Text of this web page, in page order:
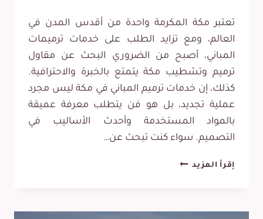
تعتبر مكة المكرمة واحدة من أقدس المدن في
العالم، ومع تزايد الطلب على خدمات ترميمات
المباني، أصبح من الضروري البحث عن مقاول
ترميم وتشطيب مكة يتمتع بالخبرة والاحترافية.
كذلك، إن خدمات ترميم المباني في مكة ليس مجرد
عملية تجديد، بل هو فن يتطلب معرفة عميقة
بالمواد المستخدمة وأحدث الأساليب في
التصميم. سواء كنت تبحث عن…
إقرأ المزيدمقاول
مكة